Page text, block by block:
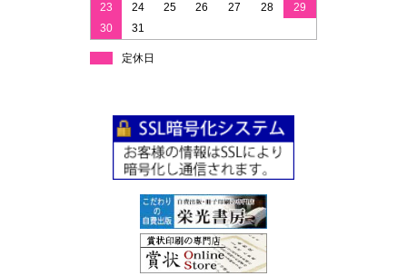
23
24 25 26 27 28
29
30
31
定休日